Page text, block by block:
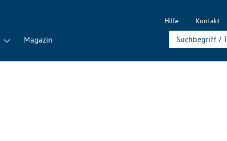
Hilfe Kontakt
Magazin